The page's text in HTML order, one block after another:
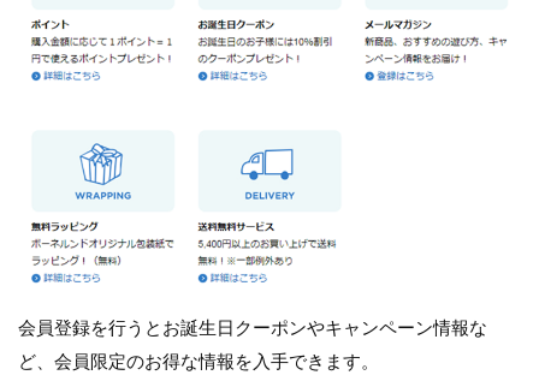
会員登録を行うとお誕生日クーポンやキャンペーン情報な
ど、会員限定のお得な情報を入手できます。